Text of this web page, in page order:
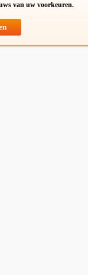
van uw voorkeuren.